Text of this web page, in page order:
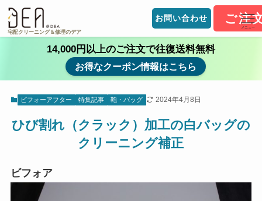
宅配クリーニング＆修理のデア
お問い合わせ ご注
メニュー
14,000円以上のご注文で往復送料無料
お得なクーポン情報はこちら
ビフォーアフター 特集記事 鞄・バッグ 2024年4月8日
ひび割れ（クラック）加工の白バッグの
クリーニング補正
ビフォア